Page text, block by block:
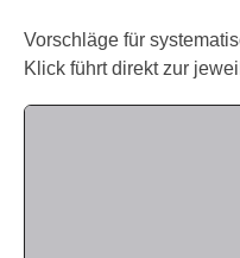
Vorschläge für
Klick führt direkt zur